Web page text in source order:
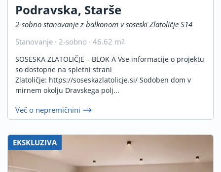
Podravska, Starše
2-sobno stanovanje z balkonom v soseski Zlatoličje S14
Stanovanje · 2-sobno · 46.62 m2
SOSESKA ZLATOLIČJE – BLOK A Vse informacije o projektu
so dostopne na spletni strani
Zlatoličje: https://soseskazlatolicje.si/ Sodoben dom v
mirnem okolju Dravskega polj...
Več o nepremičnini
EKSKLUZIVA